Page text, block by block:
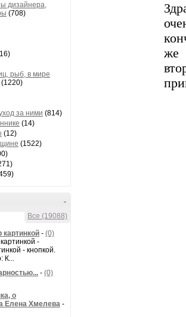
дизайнера,
(708)
рыб, в мире
(1220)
за ними (814)
(14)
(12)
(1522)
-
Все (19088)
- (0)
-
- кнопкой.
К...
- (0)
о
Елена Хмелева -
же